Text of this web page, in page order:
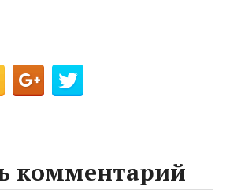
комментарий